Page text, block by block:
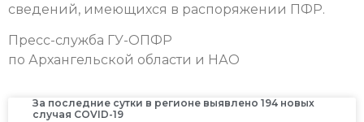
сведений, имеющихся в распоряжении ПФР.
Пресс-служба ГУ-ОПФР
по Архангельской области и НАО
За последние сутки в регионе выявлено 194 новых
случая COVID-19